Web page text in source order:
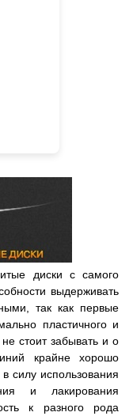
диски с самого
выдерживать
так как первые
пластичного и
стоит забывать и о
крайне хорошо
силу использования
и лакирования
к разного рода